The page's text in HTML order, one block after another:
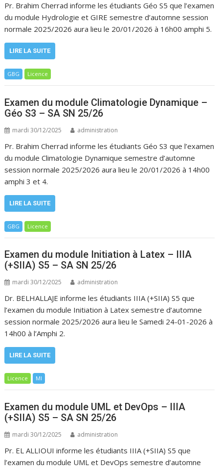
Pr. Brahim Cherrad informe les étudiants Géo S5 que l’examen
du module Hydrologie et GIRE semestre d’automne session
normale 2025/2026 aura lieu le 20/01/2026 à 16h00 amphi 5.
LIRE LA SUITE
GBG Licence
Examen du module Climatologie Dynamique –
Géo S3 – SA SN 25/26
mardi 30/12/2025 administration
Pr. Brahim Cherrad informe les étudiants Géo S3 que l’examen
du module Climatologie Dynamique semestre d’automne
session normale 2025/2026 aura lieu le 20/01/2026 à 14h00
amphi 3 et 4.
LIRE LA SUITE
GBG Licence
Examen du module Initiation à Latex – IIIA
(+SIIA) S5 – SA SN 25/26
mardi 30/12/2025 administration
Dr. BELHALLAJE informe les étudiants IIIA (+SIIA) S5 que
l’examen du module Initiation à Latex semestre d’automne
session normale 2025/2026 aura lieu le Samedi 24-01-2026 à
14h00 à l’Amphi 2.
LIRE LA SUITE
Licence MI
Examen du module UML et DevOps – IIIA
(+SIIA) S5 – SA SN 25/26
mardi 30/12/2025 administration
Pr. EL ALLIOUI informe les étudiants IIIA (+SIIA) S5 que
l’examen du module UML et DevOps semestre d’automne